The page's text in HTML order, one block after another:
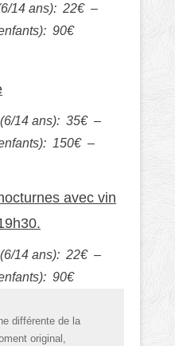
14 ans): 22€ –
90€
14 ans): 35€ –
150€ –
avec vin
14 ans): 22€ –
90€
différente de la
original,